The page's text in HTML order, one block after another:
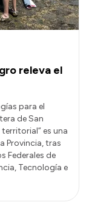
releva el
para el
de San
es una
Provincia, tras
Federales de
Tecnología e